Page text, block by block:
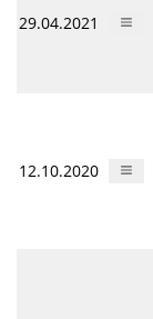
29.04.2021
12.10.2020